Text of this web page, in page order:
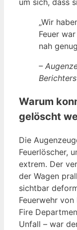
„Wir
Feuer
nah
–
Warum
gelöscht
Die
Feuerlöscher,
extrem. Der
der Wagen
sichtbar
Feuerwehr
Fire
Unfall – war